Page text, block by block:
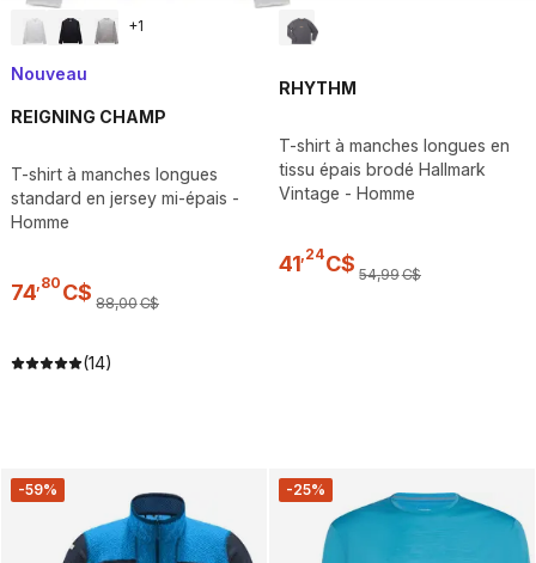
+1
Nouveau
REIGNING CHAMP
T-shirt à manches longues
standard en jersey mi-épais -
Homme
74,80 C$ 88,00C$
(14)
RHYTHM
T-shirt à manches longues en
tissu épais brodé Hallmark
Vintage - Homme
41,24C$ 54,99C$
-59% -25%